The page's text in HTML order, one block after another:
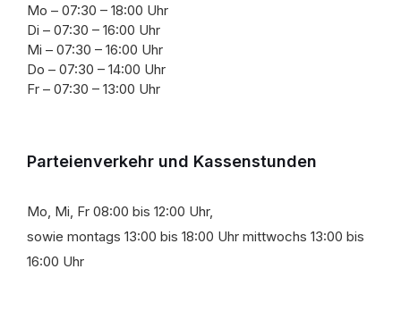
Mo – 07:30 – 18:00 Uhr
Di – 07:30 – 16:00 Uhr
Mi – 07:30 – 16:00 Uhr
Do – 07:30 – 14:00 Uhr
Fr – 07:30 – 13:00 Uhr
Parteienverkehr und Kassenstunden
Mo, Mi, Fr 08:00 bis 12:00 Uhr,
sowie montags 13:00 bis 18:00 Uhr mittwochs 13:00 bis
16:00 Uhr